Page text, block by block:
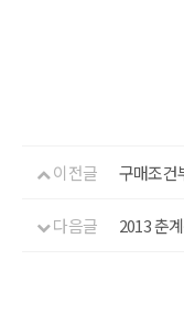
이전글 구매조건
다음글 2013 춘